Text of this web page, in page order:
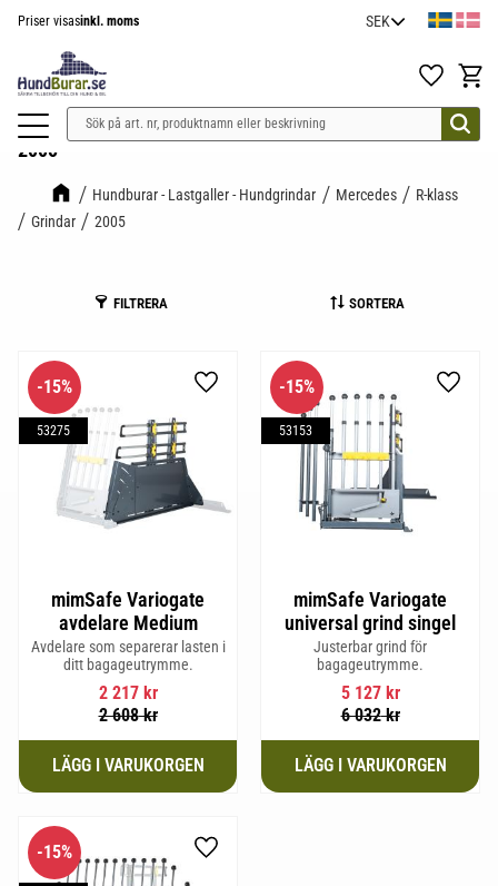
Priser visasinkl. moms
Favoriter
2005
Hundburar - Lastgaller - Hundgrindar Mercedes
R-klass
Grindar
2005
FILTRERA SORTERA
mimSafe Variogate
avdelare Medium
Avdelare som separerar lasten i
ditt bagageutrymme.
2 217kr
2 608kr
15%
53275
Lägg till i favoriter
mimSafe Variogate
universal grind singel
Justerbar grind för
bagageutrymme.
5 127kr
6 032kr
15%
53153
Lägg
15% Lägg till i favoriter